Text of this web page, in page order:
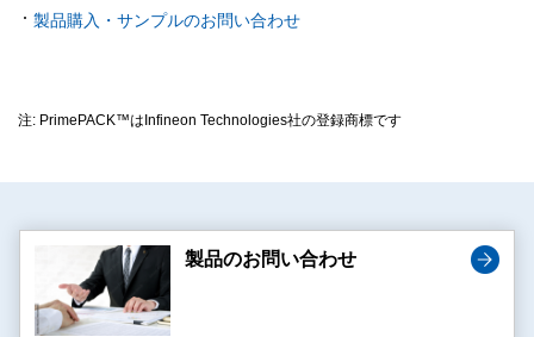
製品購入・サンプルのお問い合わせ
注: PrimePACK™はInfineon Technologies社の登録商標です
製品のお問い合わせ